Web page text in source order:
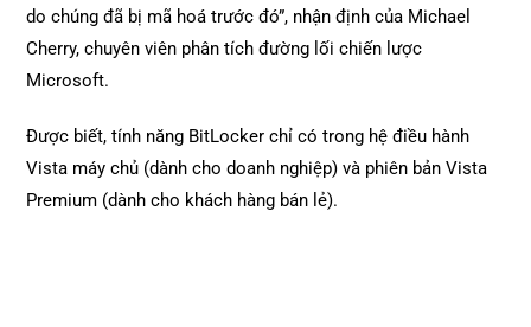
do chúng đã bị mã hoá trước đó”, nhận định của Michael
Cherry, chuyên viên phân tích đường lối chiến lược
Microsoft.
Được biết, tính năng BitLocker chỉ có trong hệ điều hành
Vista máy chủ (dành cho doanh nghiệp) và phiên bản Vista
Premium (dành cho khách hàng bán lẻ).